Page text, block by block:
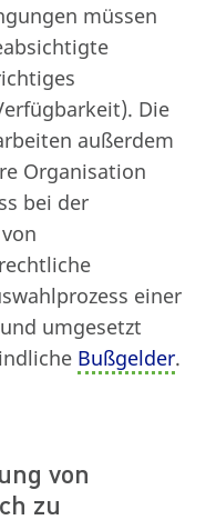
müssen
Die
außerdem
Organisation
bei der
einer
umgesetzt
Bußgelder.
von
zu